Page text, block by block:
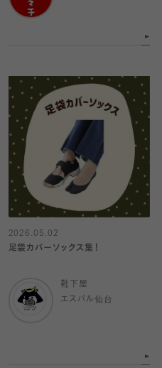
2026.05.02
足袋カバーソックス集！
靴下屋
エスパル仙台